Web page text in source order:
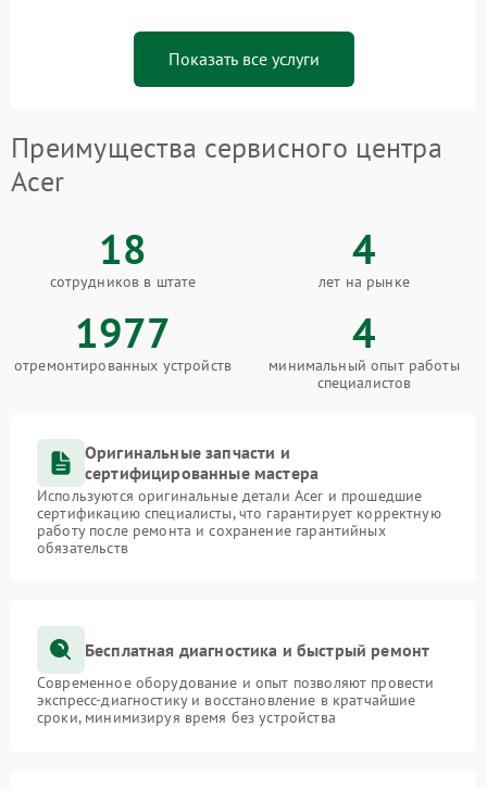
Показать все услуги
Преимущества сервисного центра
Acer
18
сотрудников в штате
4
лет на рынке
1977
отремонтированных устройств
4
минимальный опыт работы
специалистов
Оригинальные запчасти и
сертифицированные мастера
Используются оригинальные детали Acer и прошедшие
сертификацию специалисты, что гарантирует корректную
работу после ремонта и сохранение гарантийных
обязательств
Бесплатная диагностика и быстрый ремонт
Современное оборудование и опыт позволяют провести
экспресс-диагностику и восстановление в кратчайшие
сроки, минимизируя время без устройства